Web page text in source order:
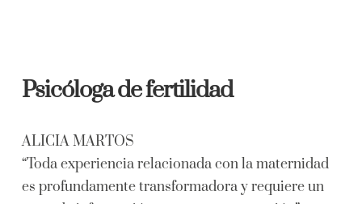
Psicóloga de fertilidad
ALICIA MARTOS
“Toda experiencia relacionada con la maternidad
es profundamente transformadora y requiere un